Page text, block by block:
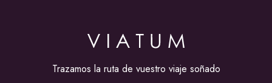
Trazamos la ruta de vuestro viaje soñado